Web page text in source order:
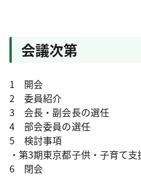
会議次第
1 開会
2 委員紹介
3 会長・副会長の選任
4 部会委員の選任
5 検討事項
・第3期東京都子供・子育て
6 閉会